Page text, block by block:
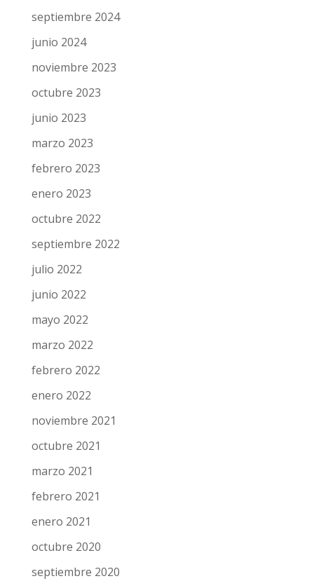
septiembre 2024
junio 2024
noviembre 2023
octubre 2023
junio 2023
marzo 2023
febrero 2023
enero 2023
octubre 2022
septiembre 2022
julio 2022
junio 2022
mayo 2022
marzo 2022
febrero 2022
enero 2022
noviembre 2021
octubre 2021
marzo 2021
febrero 2021
enero 2021
octubre 2020
septiembre 2020